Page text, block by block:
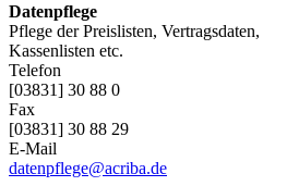
Datenpflege
Pflege der Preislisten, Vertragsdaten,
Kassenlisten etc.
Telefon
[03831] 30 88 0
Fax
[03831] 30 88 29
E-Mail
datenpflege@acriba.de